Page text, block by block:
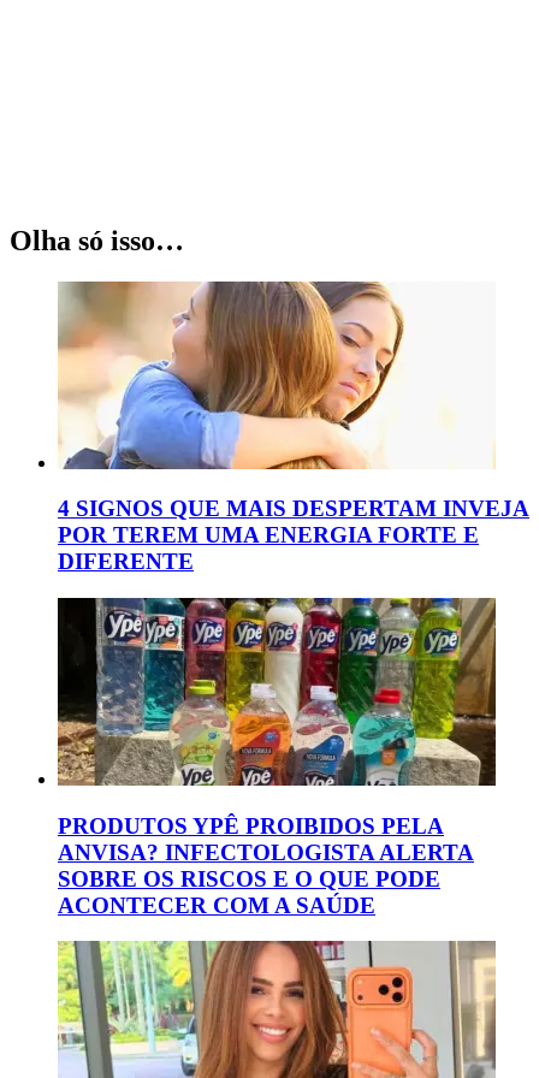
Olha só isso…
4 SIGNOS QUE MAIS DESPERTAM INVEJA
POR TEREM UMA ENERGIA FORTE E
DIFERENTE
PRODUTOS YPÊ PROIBIDOS PELA
ANVISA? INFECTOLOGISTA ALERTA
SOBRE OS RISCOS E O QUE PODE
ACONTECER COM A SAÚDE